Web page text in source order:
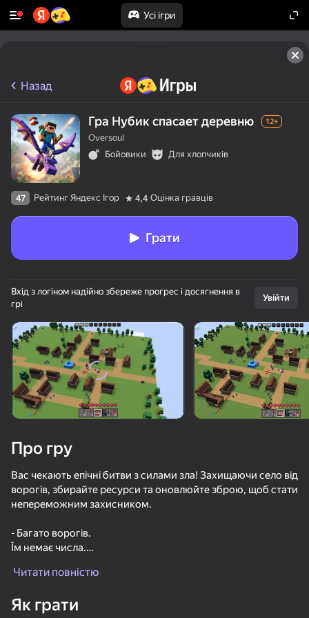
Усі ігри
Поверніть пристрій
Гра працює тільки в горизонтальній
орієнтації
Майн - защита базы
Назад
Гра Нубик спасает деревню 12+
Oversoul
Бойовики
Для хлопчиків
47 Рейтинг Яндекс Ігор 4,4 Оцінка гравців
Грати
Вхід з логіном надійно збереже прогрес і досягнення в
грі
Увійти
Про гру
Вас чекають епічні битви з силами зла! Захищаючи село від
ворогів, збирайте ресурси та оновлюйте зброю, щоб стати
непереможним захисником.
- Багато ворогів.
Їм немає числа.
- Оновлення арсеналу.
Читати повністю
Як грати